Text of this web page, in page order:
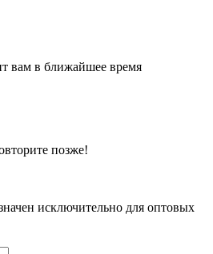
вам в ближайшее время
позже!
исключительно для оптовых